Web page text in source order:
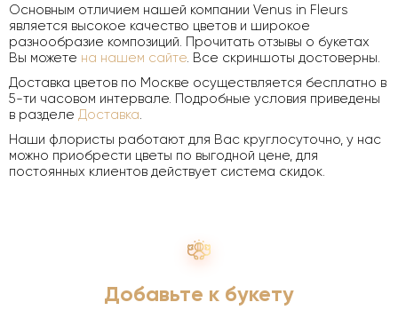
Основным отличием нашей компании Venus in Fleurs
является высокое качество цветов и широкое
разнообразие композиций. Прочитать отзывы о букетах
Вы можете на нашем сайте. Все скриншоты достоверны.
Доставка цветов по Москве осуществляется бесплатно в
5-ти часовом интервале. Подробные условия приведены
в разделе Доставка.
Наши флористы работают для Вас круглосуточно, у нас
можно приобрести цветы по выгодной цене, для
постоянных клиентов действует система скидок.
Добавьте к букету